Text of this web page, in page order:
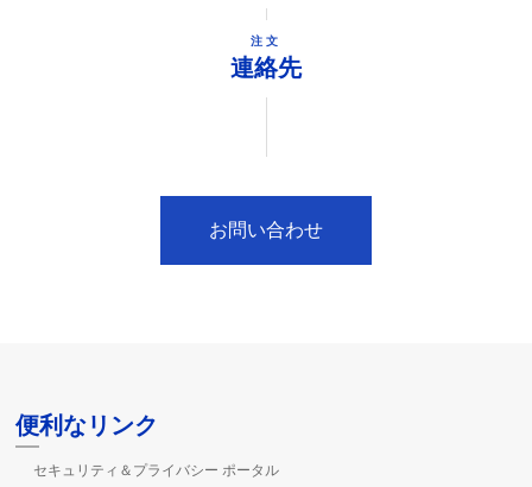
注文
連絡先
お問い合わせ
便利なリンク
セキュリティ＆プライバシー ポータル